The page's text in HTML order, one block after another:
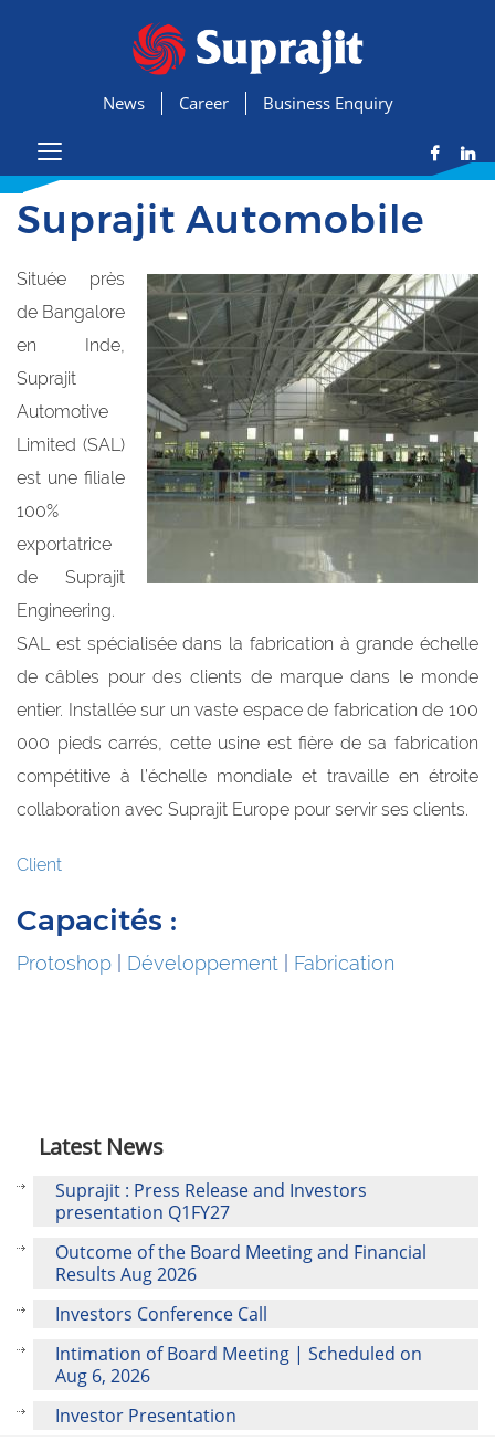
Business Enquiry
Career
News
Suprajit Automobile
Située près
de Bangalore
en Inde,
Suprajit
Automotive
Limited (SAL)
est une filiale
100%
exportatrice
de Suprajit
Engineering.
SAL est spécialisée dans la fabrication à grande échelle
de câbles pour des clients de marque dans le monde
entier. Installée sur un vaste espace de fabrication de 100
000 pieds carrés, cette usine est fière de sa fabrication
compétitive à l’échelle mondiale et travaille en étroite
collaboration avec Suprajit Europe pour servir ses clients.
Client
Capacités :
Protoshop Développement Fabrication
Latest News
Suprajit : Press Release and Investors
presentation Q1FY27
Outcome of the Board Meeting and Financial
Results Aug 2026
Investors Conference Call
Intimation of Board Meeting | Scheduled on
Aug 6, 2026
Investor Presentation